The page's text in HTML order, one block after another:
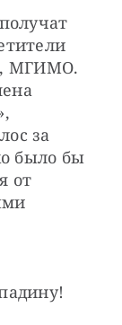
МГИМО.
за
было бы
от